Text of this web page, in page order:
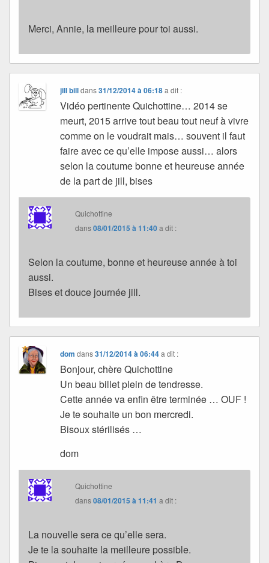
Merci, Annie, la meilleure pour toi aussi.
jill billdans31/12/2014 à 06:18 a dit :
Vidéo pertinente Quichottine… 2014 se
meurt, 2015 arrive tout beau tout neuf à vivre
comme on le voudrait mais… souvent il faut
faire avec ce qu’elle impose aussi… alors
selon la coutume bonne et heureuse année
de la part de jill, bises
Quichottine
dans08/01/2015 à 11:40a dit :
Selon la coutume, bonne et heureuse année à toi
aussi.
Bises et douce journée jill.
dom dans31/12/2014 à 06:44 a dit :
Bonjour, chère Quichottine
Un beau billet plein de tendresse.
Cette année va enfin être terminée … OUF !
Je te souhaite un bon mercredi.
Bisoux stérilisés …
dom
Quichottine
dans08/01/2015 à 11:41 a dit :
La nouvelle sera ce qu’elle sera.
Je te la souhaite la meilleure possible.